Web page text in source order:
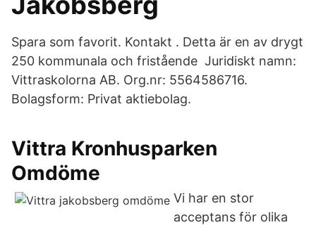
Spara som favorit. Kontakt . Detta är en av drygt
250 kommunala och fristående Juridiskt namn:
Vittraskolorna AB. Org.nr: 5564586716.
Bolagsform: Privat aktiebolag.
Vittra Kronhusparken
Omdöme
Vi har en stor
acceptans för olika